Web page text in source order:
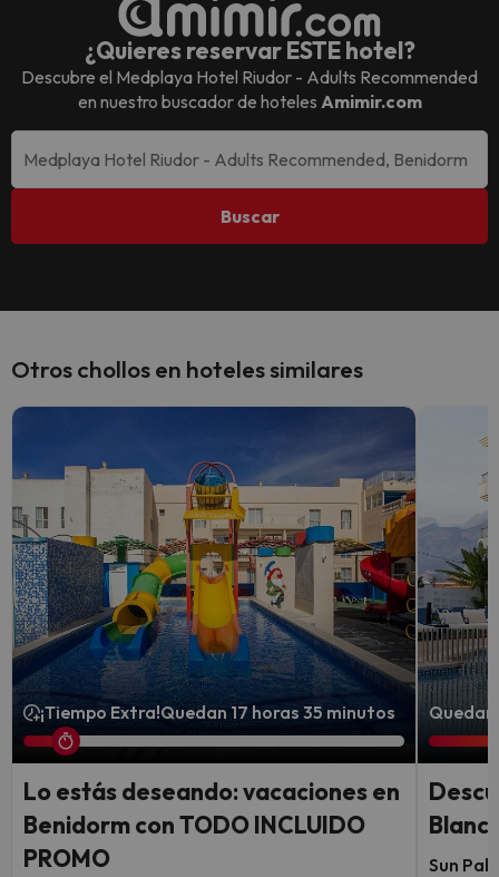
¿Quieres reservar ESTE hotel?
Descubre el Medplaya Hotel Riudor - Adults Recommended
en nuestro buscador de hoteles Amimir.com
Buscar
Otros chollos en hoteles similares
¡Tiempo Extra!Quedan 17 horas 35 minutos
Lo estás deseando: vacaciones en
Benidorm con TODO INCLUIDO
PROMO
Quedan
Sun